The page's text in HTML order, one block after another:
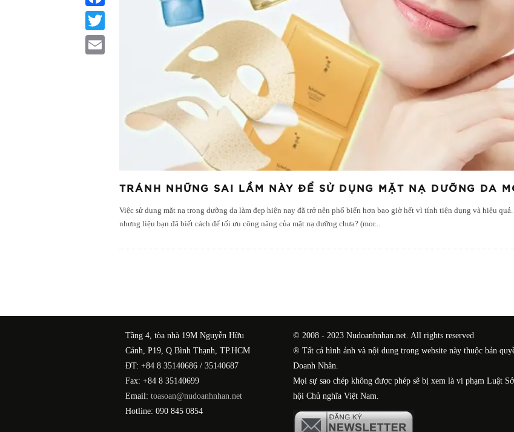
TRÁNH NHỮNG SAI LẦM NÀY ĐỂ SỬ DỤNG MẶT NẠ DƯỠNG DA
Việc sử dụng mặt nạ trong dưỡng da làm đẹp hiện nay đã trở nên phổ biến hơn bao giờ hết vì tính tiện dụng và hiệu
nhưng liệu bạn đã biết cách để tối ưu công năng của mặt nạ dưỡng chưa? (mor...
Facebook
Twitter
Tầng 4, tòa nhà 19M Nguyễn Hữu
Cảnh, P19, Q.Bình Thạnh, TP.HCM
ĐT: +84 8 35140686 / 35140687
Fax: +84 8 35140699
Email: toasoan@nudoanhnhan.net
Hotline: 090 845 0854
© 2008 - 2023 Nudoanhnhan.net. All rights reserved
® Tất cả hình ảnh và nội dung trong website này thuộc bản
Doanh Nhân.
Mọi sự sao chép không được phép sẽ bị xem là vi phạm Luật
hội Chủ nghĩa Việt Nam.